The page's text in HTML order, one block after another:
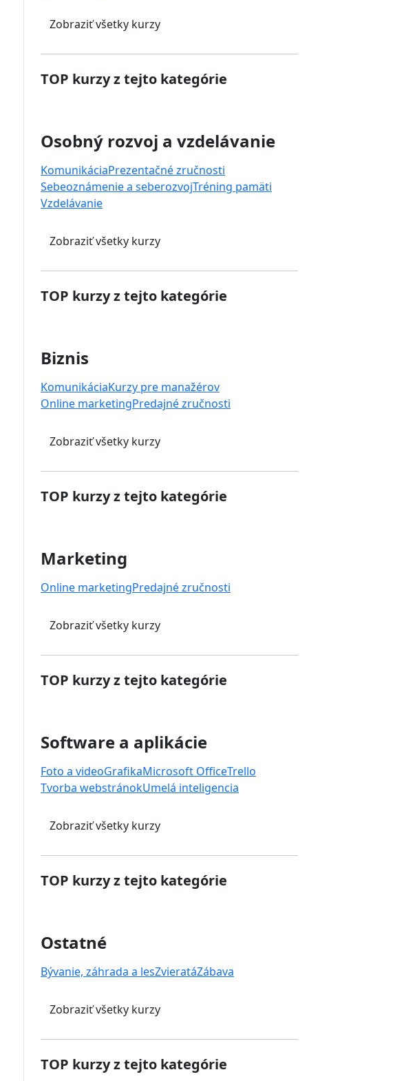
Zobraziť všetky kurzy
TOP kurzy z tejto kategórie
Osobný rozvoj a vzdelávanie
KomunikáciaPrezentačné zručnosti
Sebeoznámenie a seberozvojTréning pamäti
Vzdelávanie
Zobraziť všetky kurzy
TOP kurzy z tejto kategórie
Biznis
KomunikáciaKurzy pre manažérov
Online marketingPredajné zručnosti
Zobraziť všetky kurzy
TOP kurzy z tejto kategórie
Marketing
Online marketingPredajné zručnosti
Zobraziť všetky kurzy
TOP kurzy z tejto kategórie
Software a aplikácie
Foto a videoGrafikaMicrosoft OfficeTrello
Tvorba webstránokUmelá inteligencia
Zobraziť všetky kurzy
TOP kurzy z tejto kategórie
Ostatné
Bývanie, záhrada a lesZvieratáZábava
Zobraziť všetky kurzy
TOP kurzy z tejto kategórie